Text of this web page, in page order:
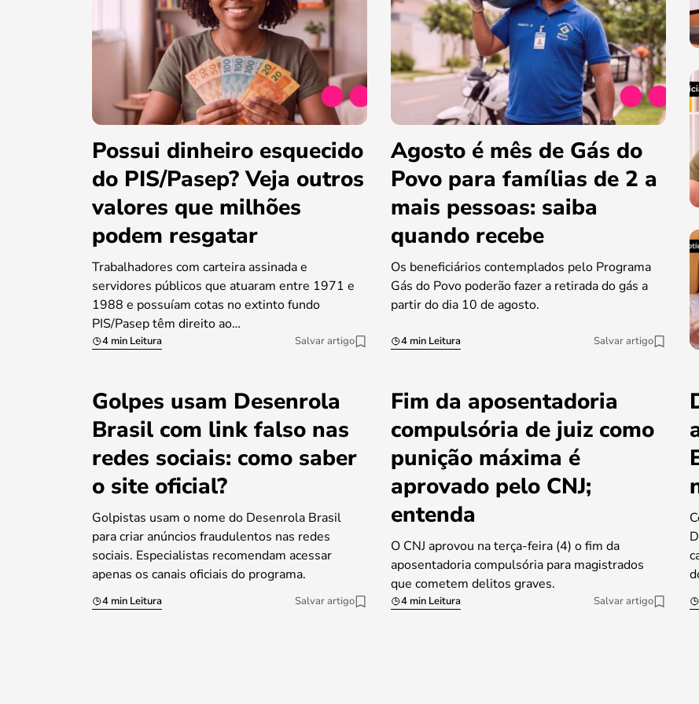
Possui dinheiro esquecido
do PIS/Pasep? Veja outros
valores que milhões
podem resgatar
Trabalhadores com carteira assinada e
servidores públicos que atuaram entre 1971 e
1988 e possuíam cotas no extinto fundo
PIS/Pasep têm direito ao…
4 min Leitura Salvar artigo
Agosto é mês de Gás do
Povo para famílias de 2 a
mais pessoas: saiba
quando recebe
Os beneficiários contemplados pelo Programa
Gás do Povo poderão fazer a retirada do gás a
partir do dia 10 de agosto.
4 min Leitura Salvar artigo
Golpes usam Desenrola
Brasil com link falso nas
redes sociais: como saber
o site oficial?
Golpistas usam o nome do Desenrola Brasil
para criar anúncios fraudulentos nas redes
sociais. Especialistas recomendam acessar
apenas os canais oficiais do programa.
4 min Leitura Salvar artigo
Fim da aposentadoria
compulsória de juiz como
punição máxima é
aprovado pelo CNJ;
entenda
O CNJ aprovou na terça-feira (4) o fim da
aposentadoria compulsória para magistrados
que cometem delitos graves.
4 min Leitura Salvar artigo